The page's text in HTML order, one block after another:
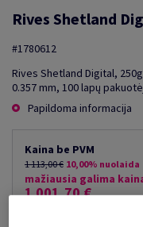
Rives Shetland
#1780612
Rives Shetland Digital,
0.357 mm, 100 lapų
Papildoma informacija
Kaina be PVM
1 113,00 € 10,00% nuolaida
mažiausia galima
1 001,70 €